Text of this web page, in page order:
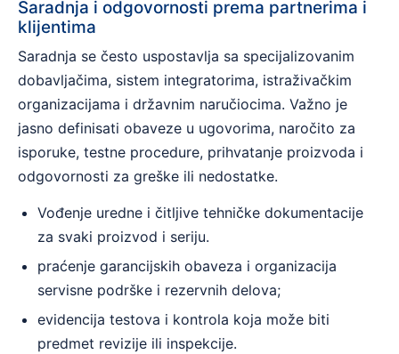
Saradnja i odgovornosti prema partnerima i
klijentima
Saradnja se često uspostavlja sa specijalizovanim
dobavljačima, sistem integratorima, istraživačkim
organizacijama i državnim naručiocima. Važno je
jasno definisati obaveze u ugovorima, naročito za
isporuke, testne procedure, prihvatanje proizvoda i
odgovornosti za greške ili nedostatke.
Vođenje uredne i čitljive tehničke dokumentacije
za svaki proizvod i seriju.
praćenje garancijskih obaveza i organizacija
servisne podrške i rezervnih delova;
evidencija testova i kontrola koja može biti
predmet revizije ili inspekcije.